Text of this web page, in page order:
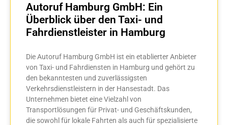
Autoruf Hamburg GmbH: Ein
Überblick über den Taxi- und
Fahrdienstleister in Hamburg
Die Autoruf Hamburg GmbH ist ein etablierter Anbieter
von Taxi- und Fahrdiensten in Hamburg und gehört zu
den bekanntesten und zuverlässigsten
Verkehrsdienstleistern in der Hansestadt. Das
Unternehmen bietet eine Vielzahl von
Transportlösungen für Privat- und Geschäftskunden,
die sowohl für lokale Fahrten als auch für spezialisierte